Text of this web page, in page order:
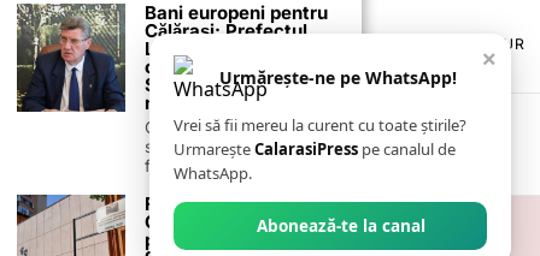
TERMENI ȘI CONDIȚII
POLITICA DE ANULARE & RETUR
PUBLICITATE ONLINE & TIPĂRITĂ
CONTACT
ZIARUL ANUNȚUL CĂLĂRĂȘEAN
×
Urmărește-ne pe WhatsApp!
Vrei să fii mereu la curent cu toate știrile?
UrmareșteCalarasiPress pe canalul de
WhatsApp.
Abonează-te la canal
Bani europeni pentru
Călărași: Prefectul
Laurențiu State anunță
colaborarea cu ADR
Sud-Muntenia pentru
noi finanțări
Călărașul se pregătește
să intre pe harta
finanțărilor europene, cu
Filme de neratat la
Cinema Călărași: Lista
proiecțiilor în perioada